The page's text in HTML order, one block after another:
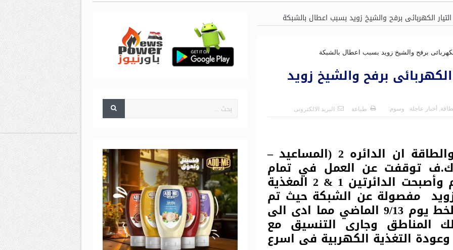
الكهربائى برفح والشيخ زويد بسبب اعطال بالشبكة
الكهربائى برفح والشيخ زويد
أخبار عاجلة وسوم: طباعة البريد الالكترونى
اعلنت وزارة الكهرباء والطاقة ان الدائره 2 (المساعيد –
زويد) جهد 66 ك.ف توقفت عن العمل في تمام
الساعة 15:30 عصر اليوم وأصبحت الدائرتين 1 & 2 المغذية
مفصولة عن الشبكة حيث تم
فصل الدائره 1 لنفس الخط يوم 9/13 الماضي مما ادى الى
المناطق وجارى التنسيق مع
وعودة التغذية الكهربية فى اسرع